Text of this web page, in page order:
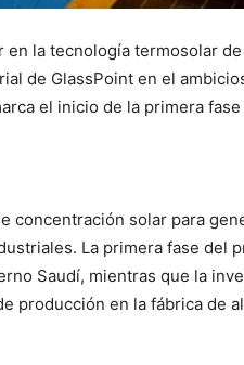
la tecnología termosolar
de GlassPoint en el
el inicio de la primera
concentración solar para
La primera fase del
Saudí, mientras que la
producción en la fábrica de